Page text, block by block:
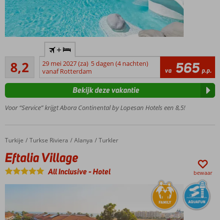
hotel in het
hart van
Playa del
Ingles, op
strand
Ideaal
koppels
families
met
2
8,2
Zeer goed
517
beoordelingen
+
29 mei 2027 (za) 5 dagen (4 nachten)
vanaf Rotterdam
va 565 p.p.
Voor “Service” krijgt Abora Continental by Lopesan Hotels een 8,5!
Bekijk deze vakantie
Home
Turkije Turkse Riviera Alanya Turkler
Eftalia Village
Eftalia Village
All Inclusive-Hotel bewaar